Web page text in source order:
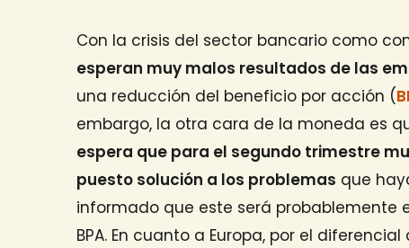
Con la crisis del sector bancario como
esperan muy malos resultados de las
una reducción del beneficio por acción (
embargo, la otra cara de la moneda es
espera que para el segundo trimestre
puesto solución a los problemas que
informado que este será probablemente
BPA. En cuanto a Europa, por el